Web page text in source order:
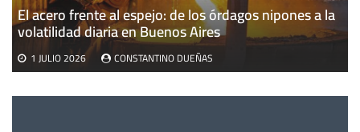
El acero frente al espejo: de los órdagos nipones a la
volatilidad diaria en Buenos Aires
1 JULIO 2026 CONSTANTINO DUEÑAS